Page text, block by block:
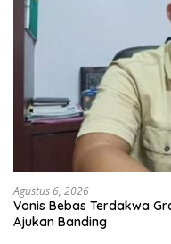
Agustus 6, 2026
Vonis Bebas Terdakwa
Ajukan Banding